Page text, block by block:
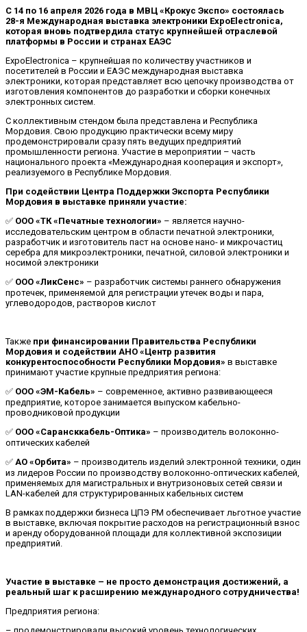
С 14 по 16 апреля 2026 года в МВЦ «Крокус Экспо» состоялась
28-я Международная выставка электроники ExpoElectronica,
которая вновь подтвердила статус крупнейшей отраслевой
платформы в России и странах ЕАЭС
ExpoElectronica – крупнейшая по количеству участников и
посетителей в России и ЕАЭС международная выставка
электроники, которая представляет всю цепочку производства от
изготовления компонентов до разработки и сборки конечных
электронных систем.
С коллективным стендом была представлена и Республика
Мордовия. Свою продукцию практически всему миру
продемонстрировали сразу пять ведущих предприятий
промышленности региона. Участие в мероприятии – часть
национального проекта «Международная кооперация и экспорт»,
реализуемого в Республике Мордовия.
При содействии Центра Поддержки Экспорта Республики
Мордовия в выставке приняли участие:
✅ ООО «ТК «Печатные технологии» – является научно-
исследовательским центром в области печатной электроники,
разработчик и изготовитель паст на основе нано- и микрочастиц
серебра для микроэлектроники, печатной, силовой электроники и
носимой электроники
✅ ООО «ЛикСенс» – разработчик системы раннего обнаружения
протечек, применяемой для регистрации утечек воды и пара,
углеводородов, растворов кислот
Также при финансировании Правительства Республики
Мордовия и содействии АНО «Центр развития
конкурентоспособности Республики Мордовия» в выставке
принимают участие крупные предприятия региона:
✅ ООО «ЭМ-Кабель» – современное, активно развивающееся
предприятие, которое занимается выпуском кабельно-
проводниковой продукции
✅ ООО «Сарансккабель-Оптика» – производитель волоконно-
оптических кабелей
✅ АО «Орбита» – производитель изделий электронной техники, один
из лидеров России по производству волоконно-оптических кабелей,
применяемых для магистральных и внутризоновых сетей связи и
LAN-кабелей для структурированных кабельных систем
В рамках поддержки бизнеса ЦПЭ РМ обеспечивает льготное участие
в выставке, включая покрытие расходов на регистрационный взнос
и аренду оборудованной площади для коллективной экспозиции
предприятий.
Участие в выставке – не просто демонстрация достижений, а
реальный шаг к расширению международного сотрудничества!
Предприятия региона: